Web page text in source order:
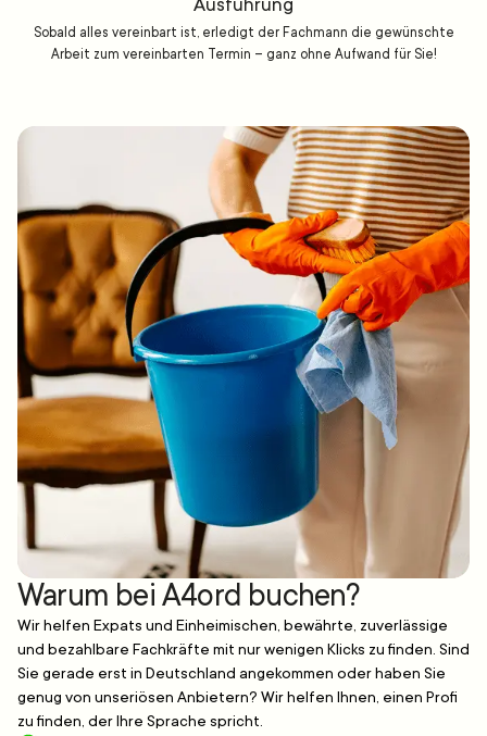
Ausführung
Sobald alles vereinbart ist, erledigt der Fachmann die gewünschte
Arbeit zum vereinbarten Termin – ganz ohne Aufwand für Sie!
Warum bei A4ord buchen?
Wir helfen Expats und Einheimischen, bewährte, zuverlässige
und bezahlbare Fachkräfte mit nur wenigen Klicks zu finden. Sind
Sie gerade erst in Deutschland angekommen oder haben Sie
genug von unseriösen Anbietern? Wir helfen Ihnen, einen Profi
zu finden, der Ihre Sprache spricht.